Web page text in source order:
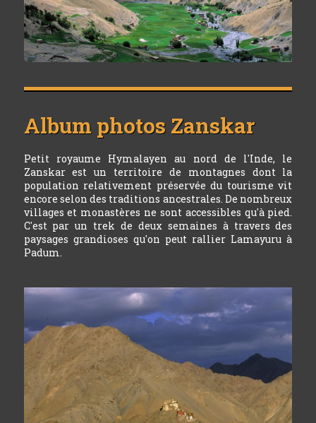
Album photos Zanskar
Petit royaume Hymalayen au nord de l'Inde, le
Zanskar est un territoire de montagnes dont la
population relativement préservée du tourisme vit
encore selon des traditions ancestrales. De nombreux
villages et monastères ne sont accessibles qu'à pied.
C'est par un trek de deux semaines à travers des
paysages grandioses qu'on peut rallier Lamayuru à
Padum.